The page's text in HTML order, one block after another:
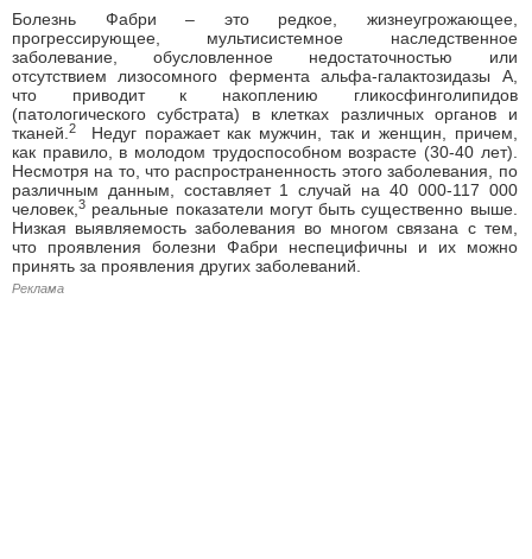
Болезнь Фабри – это редкое, жизнеугрожающее,
прогрессирующее, мультисистемное наследственное
заболевание, обусловленное недостаточностью или
отсутствием лизосомного фермента aльфа-галактозидазы А,
что приводит к накоплению гликосфинголипидов
(патологического субстрата) в клетках различных органов и
тканей. 2
Недуг поражает как мужчин, так и женщин, причем,
как правило, в молодом трудоспособном возрасте (30-40 лет).
Несмотря на то, что распространенность этого заболевания, по
различным данным, составляет 1 случай на 40 000-117 000
человек, 3 реальные показатели могут быть существенно выше.
Низкая выявляемость заболевания во многом связана с тем,
что проявления болезни Фабри неспецифичны и их можно
принять за проявления других заболеваний.
Реклама